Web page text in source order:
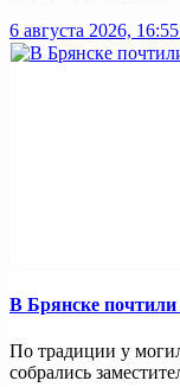
6 августа 2026, 16:55
В Брянске
По традиции у
собрались